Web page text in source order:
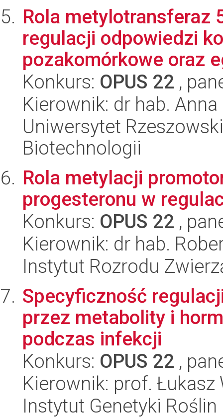
Rola metylotransferaz
regulacji odpowiedzi
pozakomórkowe oraz
Konkurs: OPUS 22 ,
Kierownik: dr hab.
Uniwersytet
Biotechnologii
Rola metylacji
progesteronu w
Konkurs: OPUS 22 ,
Kierownik: dr hab.
Instytut Rozrodu
Specyficzność
przez metabolity i
podczas infekcji
Konkurs: OPUS 22 ,
Kierownik: prof. Łukasz
Instytut Genetyki Roślin